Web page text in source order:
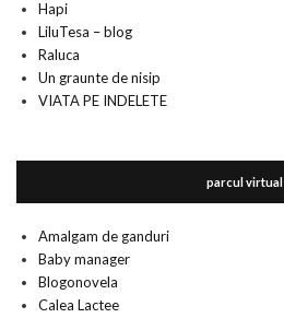
Hapi
LiluTesa – blog
Raluca
Un graunte de nisip
VIATA PE INDELETE
parcul virtual
Amalgam de ganduri
Baby manager
Blogonovela
Calea Lactee